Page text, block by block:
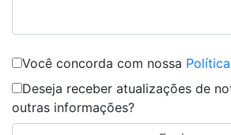
Você concorda com nossa
Deseja receber atualizações de
outras informações?